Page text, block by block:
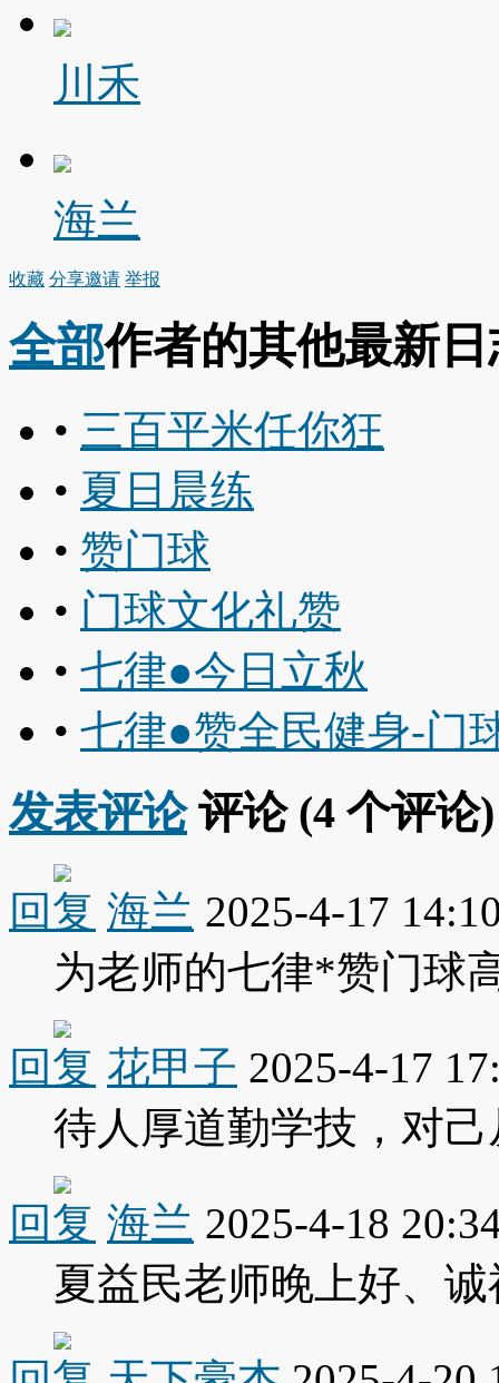
川禾
海兰
收藏 分享邀请 举报
全部作者的其他最新日
• 三百平米任你狂
• 夏日晨练
• 赞门球
• 门球文化礼赞
• 七律●今日立秋
• 七律●赞全民健身-门
发表评论评论 (4 个评论)
回复 海兰 2025-4-17
为老师的七律*赞门球
回复 花甲子 2025-4-17
待人厚道勤学技，对
回复 海兰 2025-4-18
夏益民老师晚上好、